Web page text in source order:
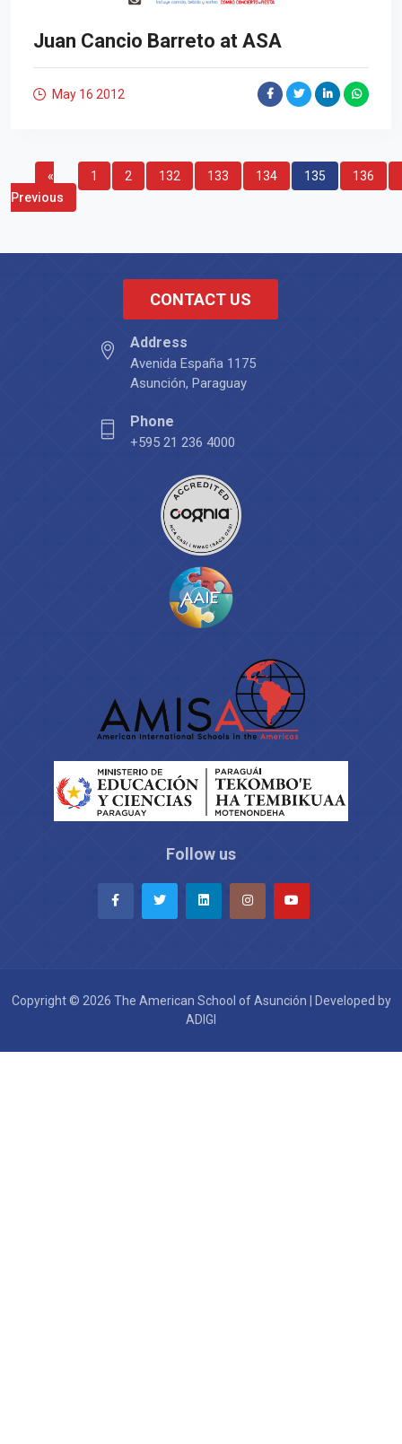
Juan Cancio Barreto at ASA
May 16 2012
«
Previous
1 2 132 133 134 135 136
CONTACT US
Address
Avenida España 1175
Asunción, Paraguay
Phone
+595 21 236 4000
Follow us
Copyright © 2026 The American School of Asunción | Developed by
ADIGI